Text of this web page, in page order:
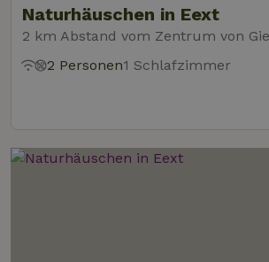
Naturhäuschen in Eext
2 km Abstand vom Zentrum von
2 Personen1 Schlafzimmer